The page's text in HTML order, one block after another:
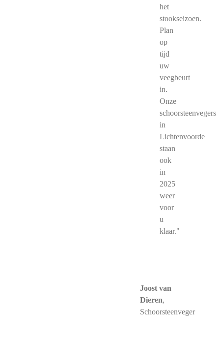
het
stookseizoen.
Plan
op
tijd
uw
veegbeurt
in.
Onze
schoorsteenvegers
in
Lichtenvoorde
staan
ook
in
2025
weer
voor
u
klaar."
Joost van
Dieren,
Schoorsteenveger